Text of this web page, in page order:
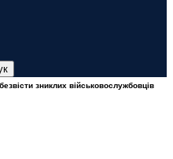
зниклих військовослужбовців